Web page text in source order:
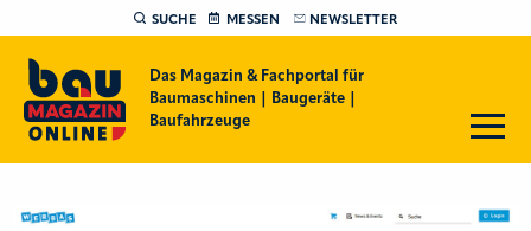
SUCHE MESSEN NEWSLETTER
Das Magazin & Fachportal für
Baumaschinen | Baugeräte |
Baufahrzeuge